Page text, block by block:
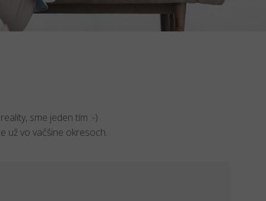
sme jeden tím :-)
už vo väčšine okresoch.